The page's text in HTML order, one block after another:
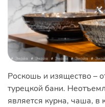
Роскошь и изящество –
турецкой бани.
является курна, чаша, в